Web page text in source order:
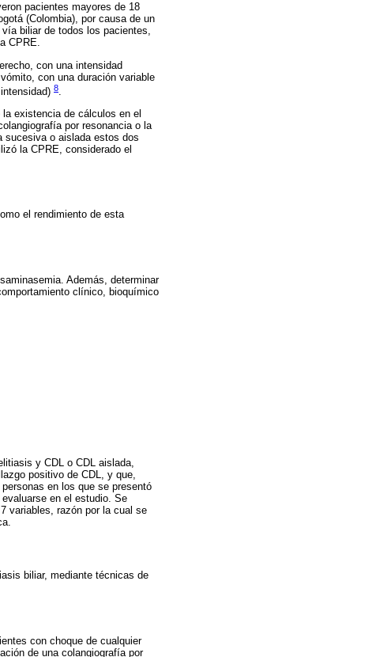
pacientes mayores de 18
(Colombia), por causa de un
biliar de todos los pacientes,
CPRE.
con una intensidad
con una duración variable
8.
existencia de cálculos en el
por resonancia o la
sucesiva o aislada estos dos
la CPRE, considerado el
el rendimiento de esta
Además, determinar
clínico, bioquímico
y CDL o CDL aislada,
positivo de CDL, y que,
en los que se presentó
en el estudio. Se
variables, razón por la cual se
biliar, mediante técnicas de
con choque de cualquier
de una colangiografía por